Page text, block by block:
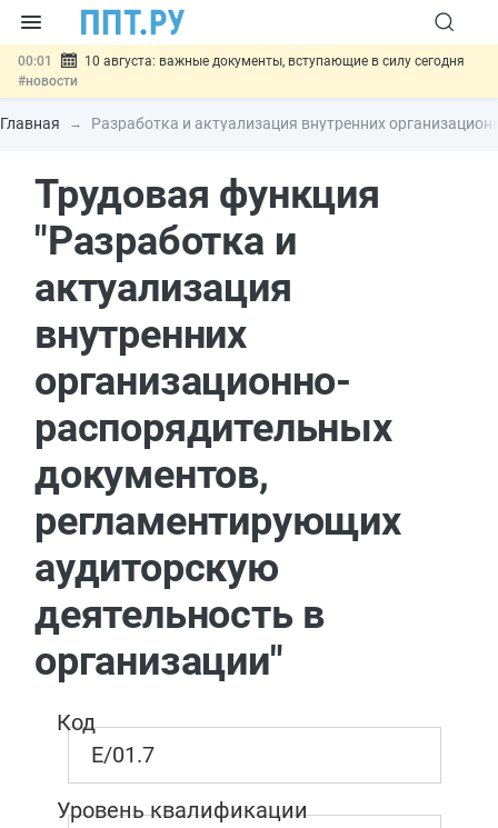
00:01
10 августа: важные документы, вступающие в силу сегодня
#новости
07.08 Подписан закон о блокировке продажи опасных товаров через
«Честный знак»#новости
07.08
Госпошлину за устранение ошибок в документах предлагают
отменить #новости
07.08
Разработают единые критерии трудовых и ГПХ-
отношений#новости
Главная Разработка и актуализация внутренних
Трудовая функция
"Разработка и
актуализация
внутренних
организационно-
распорядительных
документов,
регламентирующих
аудиторскую
деятельность в
организации"
Код
E/01.7
Уровень квалификации